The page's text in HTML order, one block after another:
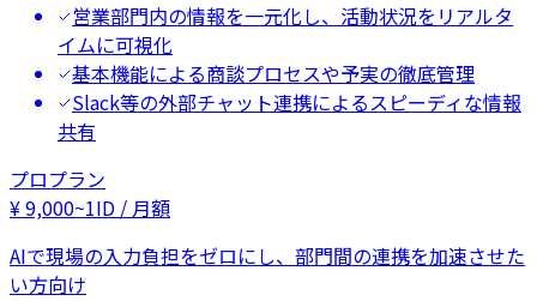
営業部門内の情報を一元化し、活動状況をリアルタ
イムに可視化
基本機能による商談プロセスや予実の徹底管理
Slack等の外部チャット連携によるスピーディな情報
共有
プロプラン
¥9,000~1ID / 月額
AIで現場の入力負担をゼロにし、部門間の連携を加速させた
い方向け